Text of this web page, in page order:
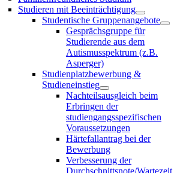
Studieren mit Beeinträchtigung
Studentische Gruppenangebote
Gesprächsgruppe für
Studierende aus dem
Autismusspektrum (z.B.
Asperger)
Studienplatzbewerbung &
Studieneinstieg
Nachteilsausgleich beim
Erbringen der
studiengangsspezifischen
Voraussetzungen
Härtefallantrag bei der
Bewerbung
Verbesserung der
Durchschnittsnote/Wartezeit